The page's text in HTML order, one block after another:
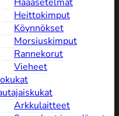
Heittokimput
Köynnökset
Morsiuskimput
Rannekorut
Vieheet
Arkkulaitteet